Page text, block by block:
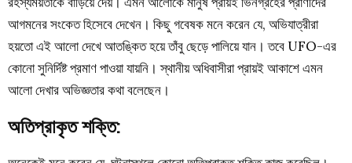
আগমনের সংকেত হিসেবে দেখেন। কিছু গবেষক মনে করেন যে, অভিযাত্রীরা
হয়তো এই আলো দেখে আতঙ্কিত হয়ে তাঁবু ছেড়ে পালিয়ে যান। তবে UFO-এর
কোনো সুনির্দিষ্ট প্রমাণ পাওয়া যায়নি। স্থানীয় অধিবাসীরা প্রায়ই আকাশে এমন
আলো দেখার অভিজ্ঞতার কথা বলেছেন।
অতিপ্রাকৃত শক্তি: